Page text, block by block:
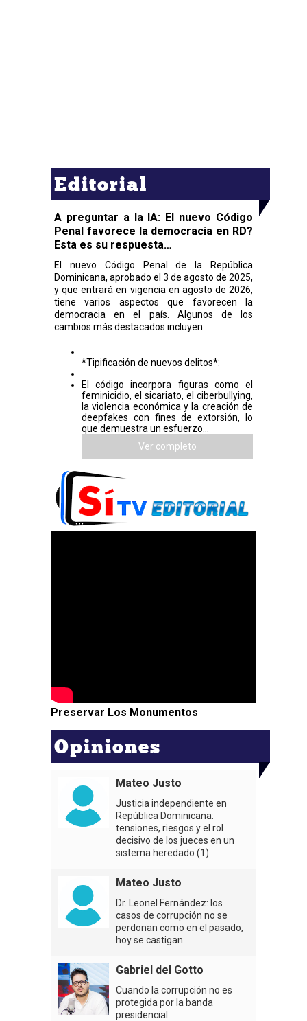
Editorial
A preguntar a la IA: El nuevo Código
Penal favorece la democracia en RD?
Esta es su respuesta…
El nuevo Código Penal de la República
Dominicana, aprobado el 3 de agosto de 2025,
y que entrará en vigencia en agosto de 2026,
tiene varios aspectos que favorecen la
democracia en el país. Algunos de los
cambios más destacados incluyen:
*Tipificación de nuevos delitos*:
El código incorpora figuras como el
feminicidio, el sicariato, el ciberbullying,
la violencia económica y la creación de
deepfakes con fines de extorsión, lo
que demuestra un esfuerzo...
Ver completo
Preservar Los Monumentos
Opiniones
Mateo Justo
Justicia independiente en
República Dominicana:
tensiones, riesgos y el rol
decisivo de los jueces en un
sistema heredado (1)
Mateo Justo
Dr. Leonel Fernández: los
casos de corrupción no se
perdonan como en el pasado,
hoy se castigan
Gabriel del Gotto
Cuando la corrupción no es
protegida por la banda
presidencial